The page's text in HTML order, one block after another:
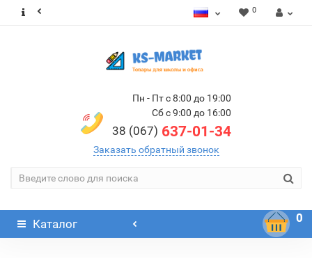
0
Пн - Пт с 8:00 до 19:00
Сб с 9:00 до 16:00
38 (067) 637-01-34
Заказать обратный звонок
Каталог 0